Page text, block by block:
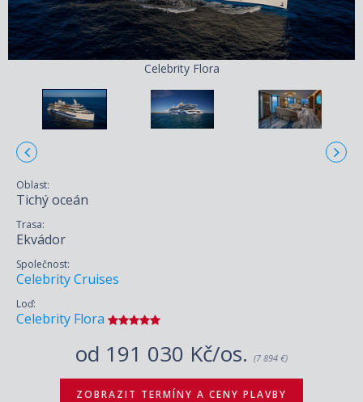
Celebrity Flora
Oblast:
Tichý oceán
Trasa:
Ekvádor
Společnost:
Celebrity Cruises
Loď:
Celebrity Flora
od 191 030 Kč/os. (7 894 €)
ZOBRAZIT TERMÍNY A CENY PLAVBY